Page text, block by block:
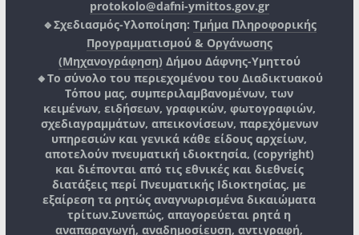
protokolo@dafni-ymittos.gov.gr
🔹Σχεδιασμός-Υλοποίηση: Τμήμα Πληροφορικής
Προγραμματισμού & Οργάνωσης
(Μηχανογράφηση) Δήμου Δάφνης-Υμηττού
🔸Το σύνολο του περιεχομένου του Διαδικτυακού
Τόπου μας, συμπεριλαμβανομένων, των
κειμένων, ειδήσεων, γραφικών, φωτογραφιών,
σχεδιαγραμμάτων, απεικονίσεων, παρεχόμενων
υπηρεσιών και γενικά κάθε είδους αρχείων,
αποτελούν πνευματική ιδιοκτησία, (copyright)
και διέπονται από τις εθνικές και διεθνείς
διατάξεις περί Πνευματικής Ιδιοκτησίας, με
εξαίρεση τα ρητώς αναγνωρισμένα δικαιώματα
τρίτων.Συνεπώς, απαγορεύεται ρητά η
αναπαραγωγή, αναδημοσίευση, αντιγραφή,